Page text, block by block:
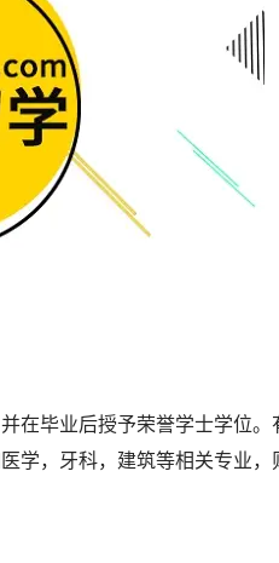
在毕业后授予荣誉学士学位。
学，牙科，建筑等相关专业